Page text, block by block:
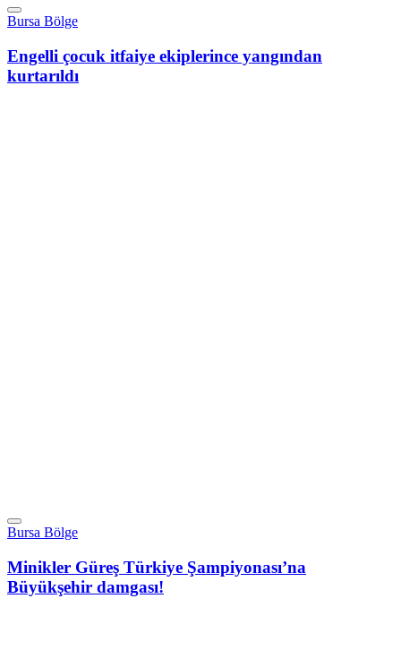
Bursa Bölge
Engelli çocuk itfaiye ekiplerince yangından
kurtarıldı
Bursa Bölge
Minikler Güreş Türkiye Şampiyonası’na
Büyükşehir damgası!